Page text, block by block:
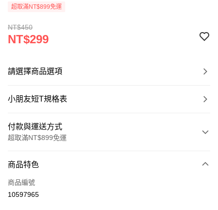
超取滿NT$899免運
NT$450
NT$299
請選擇商品選項
小朋友短T規格表
付款與運送方式
超取滿NT$899免運
信用卡一次付款
信用卡分期付款
商品特色
商品編號
10597965